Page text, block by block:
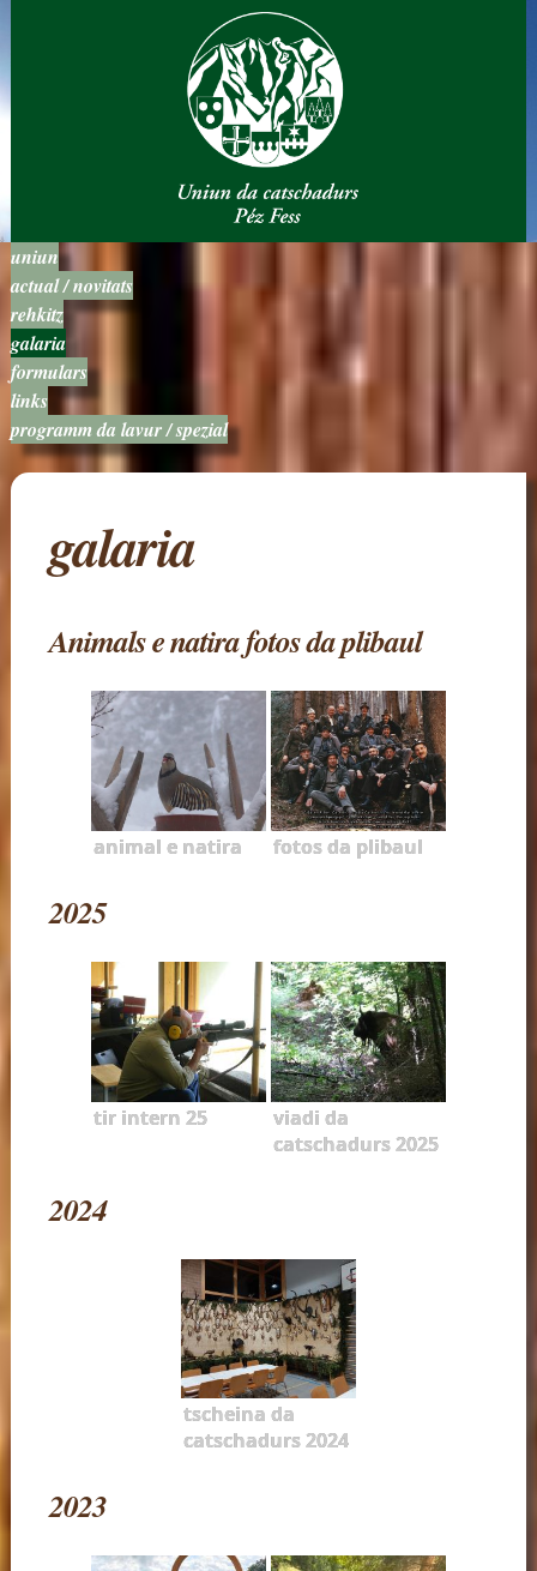
uniun
actual / novitats
rehkitz
galaria
formulars
links
programm da lavur / spezial
galaria
Animals e natira fotos da plibaul
animal e natira fotos da plibaul
2025
tir intern 25
viadi da
catschadurs 2025
2024
tscheina da
catschadurs 2024
2023